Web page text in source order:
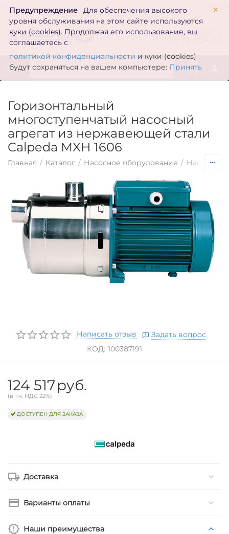
×
Предупреждение
Для обеспечения высокого
уровня обслуживания на этом сайте используются
куки (cookies). Продолжая его использование, вы
соглашаетесь с
политикой конфиденциальности и куки (cookies)
будут сохраняться на вашем компьютере: Принять
zakaz@inmarkon.ru
0
Горизонтальный
многоступенчатый насосный
агрегат из нержавеющей стали
Calpeda MXH 1606
Главная / Каталог / Насосное оборудование / Насосы по
Написать отзыв
Задать вопрос
КОД: 100387191
124 517руб.
(в т.ч. НДС 22%)
ДОСТУПЕН ДЛЯ ЗАКАЗА
Доставка
Варианты оплаты
Наши преимущества